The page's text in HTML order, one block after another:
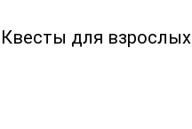
Квесты для взрослых